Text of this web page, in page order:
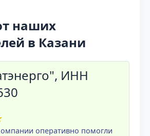
наших
в Казани
ИНН
оперативно помогли